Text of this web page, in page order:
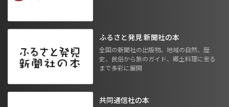
ふるさと発見 新聞社の本
全国の新聞社の出版物。地域の自然、歴
史、民俗から旅のガイド、郷土料理に至る
まで多彩に展開
共同通信社の本